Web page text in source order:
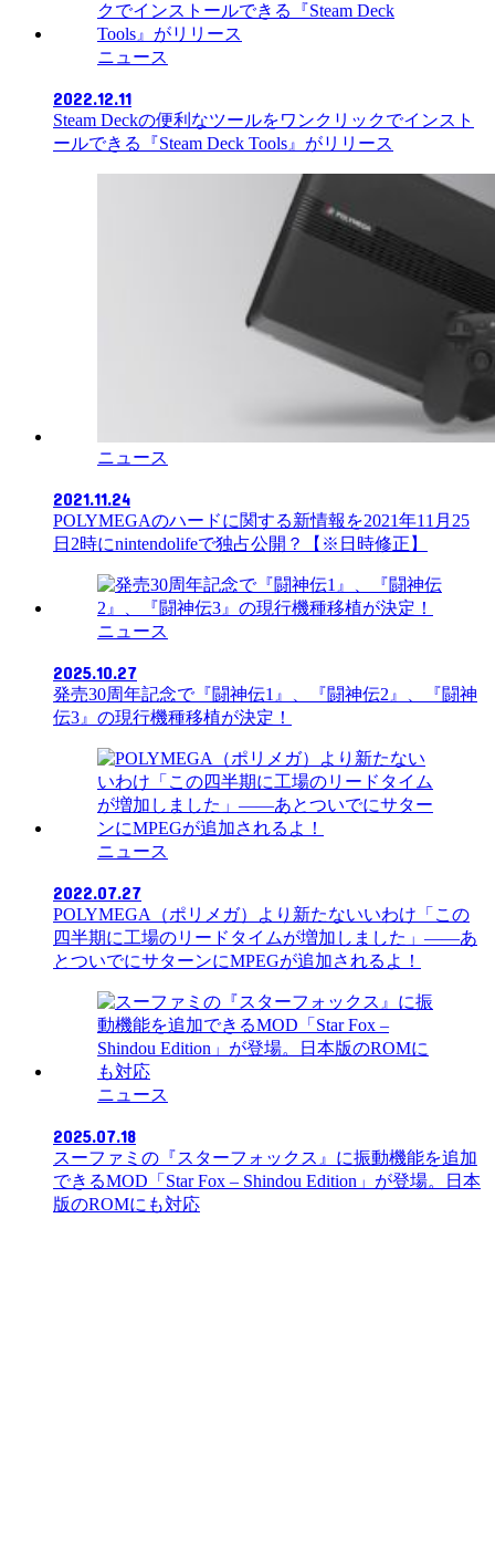
ニュース
2022.12.11
Steam Deckの便利なツールをワンクリックでインスト
ールできる『Steam Deck Tools』がリリース
ニュース
2021.11.24
POLYMEGAのハードに関する新情報を2021年11月25
日2時にnintendolifeで独占公開？【※日時修正】
ニュース
2025.10.27
発売30周年記念で『闘神伝1』、『闘神伝2』、『闘神
伝3』の現行機種移植が決定！
ニュース
2022.07.27
POLYMEGA（ポリメガ）より新たないいわけ「この
四半期に工場のリードタイムが増加しました」――あ
とついでにサターンにMPEGが追加されるよ！
ニュース
2025.07.18
スーファミの『スターフォックス』に振動機能を追加
できるMOD「Star Fox – Shindou Edition」が登場。日本
版のROMにも対応